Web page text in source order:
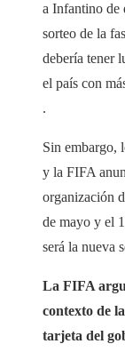
a Infantino de
sorteo de la
debería tener
el país con
.
Sin embargo,
y la FIFA
organización
de mayo y el
será la nueva
La FIFA
contexto de
tarjeta del